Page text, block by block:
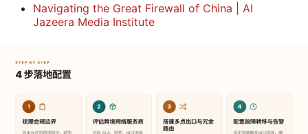
Navigating the Great Firewall of China | Al
Jazeera Media Institute